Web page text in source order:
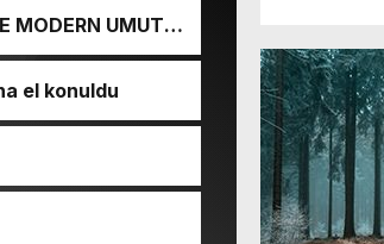
MODERN UMUT
el konuldu